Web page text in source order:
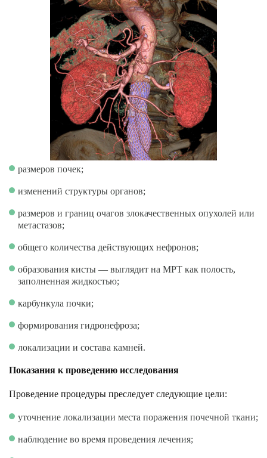
размеров почек;
изменений структуры органов;
размеров и границ очагов злокачественных опухолей или
метастазов;
общего количества действующих нефронов;
образования кисты — выглядит на МРТ как полость,
заполненная жидкостью;
карбункула почки;
формирования гидронефроза;
локализации и состава камней.
Показания к проведению исследования
Проведение процедуры преследует следующие цели:
уточнение локализации места поражения почечной ткани;
наблюдение во время проведения лечения;